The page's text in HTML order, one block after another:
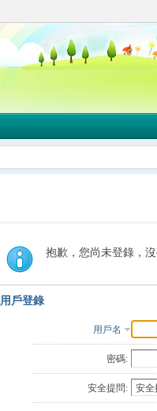
抱歉，您尚未登錄，
用戶登錄
用戶名
密碼:
安全提問: